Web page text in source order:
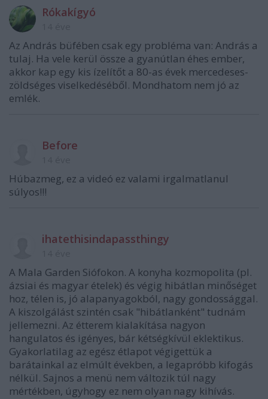
Rókakígyó
Az András büfében csak egy probléma van: András a
tulaj. Ha vele kerül össze a gyanútlan éhes ember,
akkor kap egy kis ízelítőt a 80-as évek mercedeses-
zöldséges viselkedéséből. Mondhatom nem jó az
emlék.
Before
Húbazmeg, ez a videó ez valami irgalmatlanul
súlyos!!!
ihatethisindapassthingy
A Mala Garden Siófokon. A konyha kozmopolita (pl.
ázsiai és magyar ételek) és végig hibátlan minőséget
hoz, télen is, jó alapanyagokból, nagy gondossággal.
A kiszolgálást szintén csak "hibátlanként" tudnám
jellemezni. Az étterem kialakítása nagyon
hangulatos és igényes, bár kétségkívül eklektikus.
Gyakorlatilag az egész étlapot végigettük a
barátainkal az elmúlt években, a legapróbb kifogás
nélkül. Sajnos a menü nem változik túl nagy
mértékben, úgyhogy ez nem olyan nagy kihívás.